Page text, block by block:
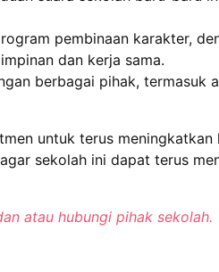
pembinaan karakter,
dan kerja sama.
berbagai pihak, termasuk
untuk terus
sekolah ini dapat terus
atau hubungi pihak sekolah.